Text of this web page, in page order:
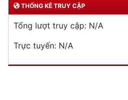
THỐNG KÊ TRUY CẬP
Tổng lượt truy cập: N/A
Trực tuyến: N/A